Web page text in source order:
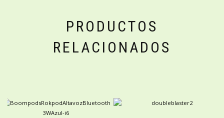
PRODUCTOS
RELACIONADOS